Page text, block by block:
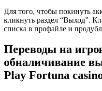
Для того, чтобы покинуть
кликнуть раздел “Выход”.
списка в профайле и
Переводы на
обналичивание
Play Fortuna